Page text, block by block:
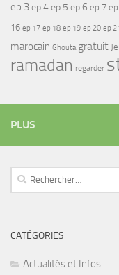
ep 3ep 4ep 5 ep 6 ep 7
16 ep 17 ep 18 ep 19 ep 20 ep 21
marocain Ghouta gratuit
ramadan regarder
PLUS
Rechercher :
CATÉGORIES
Actualités et Infos